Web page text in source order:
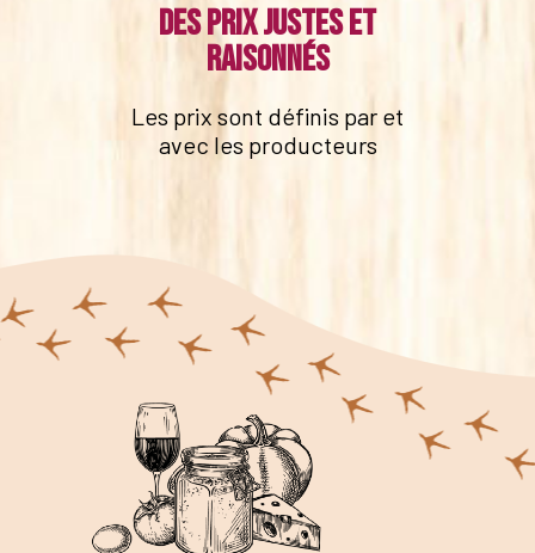
Des prix justes et
raisonnés
Les prix sont définis par et
avec les producteurs